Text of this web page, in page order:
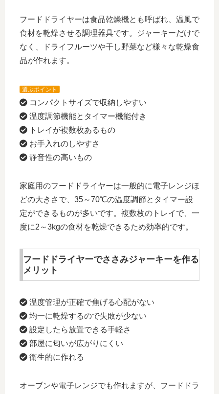
フードドライヤーは食品乾燥機とも呼ばれ、温風で
食材を乾燥させる調理器具です。ジャーキーだけで
なく、ドライフルーツや干し野菜など様々な乾燥食
品が作れます。
選ぶポイント
コンパクトサイズで収納しやすい
温度調節機能とタイマー機能付き
トレイが複数枚あるもの
お手入れのしやすさ
静音性の高いもの
家庭用のフードドライヤーは一般的に電子レンジほ
どの大きさで、35～70℃の温度調節とタイマー設
定ができるものが多いです。複数枚のトレイで、一
度に2～3kgの食材を乾燥できるため効率的です。
フードドライヤーでささみジャーキーを作る
メリット
温度管理が正確で焦げる心配がない
均一に乾燥するので失敗が少ない
設定したら放置できる手軽さ
部屋に匂いが広がりにくい
衛生的に作れる
オーブンや電子レンジでも作れますが、フードドラ